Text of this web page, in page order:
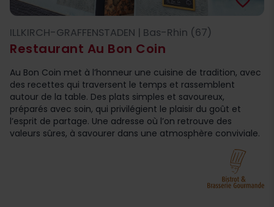
Restaurant Au Bon Coin
ILLKIRCH-GRAFFENSTADEN | Bas-Rhin (67)
Au Bon Coin met à l’honneur une cuisine de tradition, avec
des recettes qui traversent le temps et rassemblent
autour de la table. Des plats simples et savoureux,
préparés avec soin, qui privilégient le plaisir du goût et
l’esprit de partage. Une adresse où l’on retrouve des
valeurs sûres, à savourer dans une atmosphère conviviale.